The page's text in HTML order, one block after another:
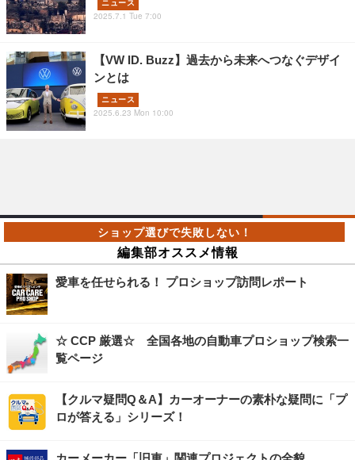
ニュース
2025.7.1 Tue 7:00
【VW ID. Buzz】過去から未来へつなぐデザイ
ンとは
ニュース
2025.6.23 Mon 10:00
編集部オススメ情報
愛車を任せられる！ プロショップ訪問レポート
☆ CCP 厳選☆ 全国各地の自動車プロショップ検索一
覧ページ
【クルマ疑問Q＆A】カーオーナーの素朴な疑問に「プ
ロが答える」シリーズ！